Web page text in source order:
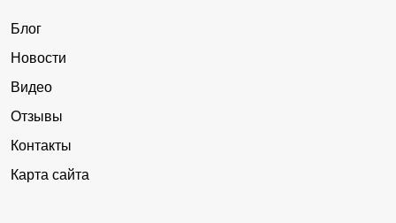
Блог
Новости
Видео
Отзывы
Контакты
Карта сайта